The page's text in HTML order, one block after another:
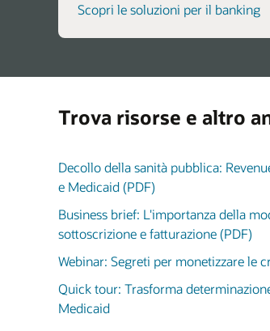
Scopri le soluzioni per il banking
Trova risorse e altro
Decollo della sanità pubblica:
e Medicaid (PDF)
Business brief: L'importanza della
sottoscrizione e fatturazione (PDF)
Webinar: Segreti per monetizzare le
Quick tour: Trasforma
Medicaid